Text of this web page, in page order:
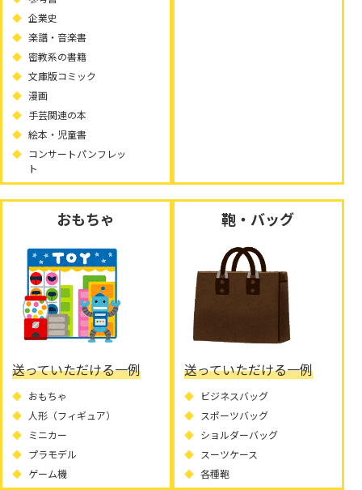
企業史
楽譜・音楽書
密教系の書籍
文庫版コミック
漫画
手芸関連の本
絵本・児童書
コンサートパンフレッ
ト
おもちゃ
送っていただける一例
おもちゃ
人形（フィギュア）
ミニカー
プラモデル
ゲーム機
鞄・バッグ
送っていただける一例
ビジネスバッグ
スポーツバッグ
ショルダーバッグ
スーツケース
各種鞄